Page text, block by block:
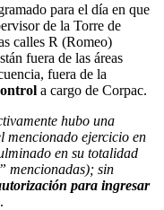
para el día en que
de la Torre de
calles R (Romeo)
fuera de las áreas
fuera de la
a cargo de Corpac.
hubo una
mencionado ejercicio en
en su totalidad
mencionadas); sin
para ingresar